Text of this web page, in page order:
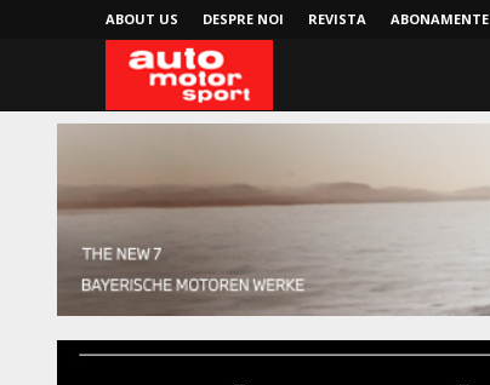
ABOUT US DESPRE NOI REVISTA ABONAMENTE